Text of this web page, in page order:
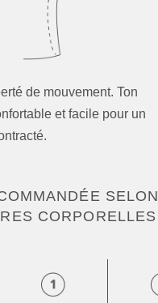
de mouvement. Ton
et facile pour un
SELON
CORPORELLES